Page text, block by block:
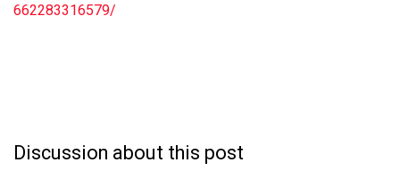
662283316579/
Discussion about this post